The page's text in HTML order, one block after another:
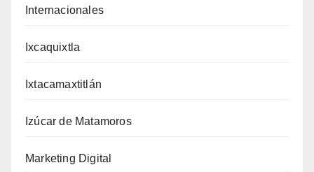
Internacionales
Ixcaquixtla
Ixtacamaxtitlán
Izúcar de Matamoros
Marketing Digital